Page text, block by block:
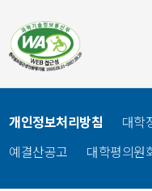
개인정보처리방침 대학
예결산공고
대학평의원